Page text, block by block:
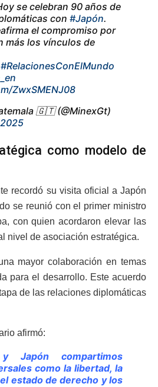
se celebran 90 años de
con #Japón.
el compromiso por
más los vínculos de
#RelacionesConElMundo
ZwxSMENJ08
🇬🇹 (@MinexGt)
como modelo de
recordó su visita oficial a Japón
se reunió con el primer ministro
con quien acordaron elevar las
nivel de asociación estratégica.
mayor colaboración en temas
para el desarrollo. Este acuerdo
de las relaciones diplomáticas
afirmó:
y Japón compartimos
como la libertad, la
estado de derecho y los